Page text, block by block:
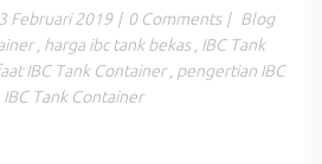
Februari 2019 | 0 Comments | Blog
, harga ibc tank bekas , IBC Tank
IBC Tank Container , pengertian IBC
IBC Tank Container